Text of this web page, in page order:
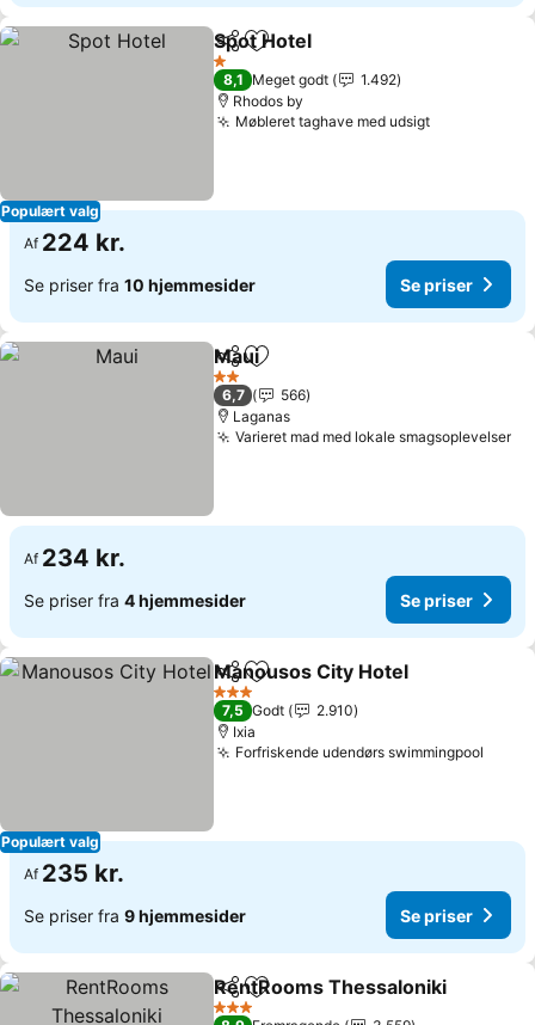
Populært valg
Del Føj til favoritter
Spot Hotel
1 Stjerner
8,1 Meget godt
1.492
Rhodos by
Møbleret taghave med udsigt
Af 224 kr.
Se priser fra 10 hjemmesider Se priser
Del Føj til favoritter
Maui
2 Stjerner
6,7
566
Laganas
Varieret mad med lokale smagsoplevelser
Af 234 kr.
Se priser fra 4 hjemmesider Se priser
Populært valg
Del Føj til favoritter
Manousos City Hotel
3 Stjerner
7,5 Godt
2.910
Ixia
Forfriskende udendørs swimmingpool
Af 235 kr.
Se priser fra 9 hjemmesider Se priser
Del Føj til favoritter
RentRooms Thessaloniki
3 Stjerner